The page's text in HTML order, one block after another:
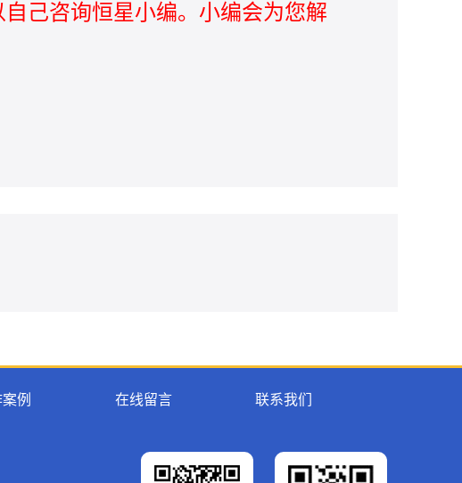
己咨询恒星小编。小编会为您解
例 在线留言 联系我们